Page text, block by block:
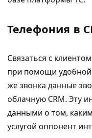
Телефония в
Связаться с
при помощи удобной
же звонка данные
облачную CRM. Эту
данными о том,
услугой оппонент